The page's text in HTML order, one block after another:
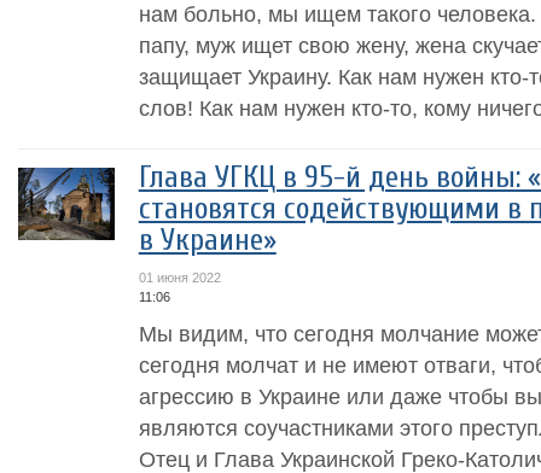
нам больно, мы ищем такого
папу, муж ищет свою жену, жена
защищает Украину. Как нам нужен кто-
слов! Как нам нужен кто-то, кому
Глава УГКЦ в 95-й день войны:
становятся содействующими в
в Украине»
01 июня 2022
11:06
Мы видим, что сегодня молчание
сегодня молчат и не имеют отваги,
агрессию в Украине или даже чтобы
являются соучастниками этого
Отец и Глава Украинской Греко-